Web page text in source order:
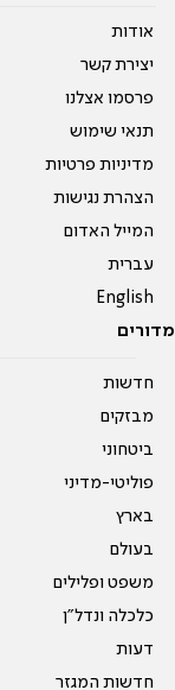
אודות
יצירת קשר
פרסמו אצלנו
תנאי שימוש
מדיניות פרטיות
הצהרת נגישות
המייל האדום
עברית
English
מדורים
חדשות
מבזקים
ביטחוני
פוליטי-מדיני
בארץ
בעולם
משפט ופלילים
כלכלה ונדל"ן
דעות
חדשות המגזר